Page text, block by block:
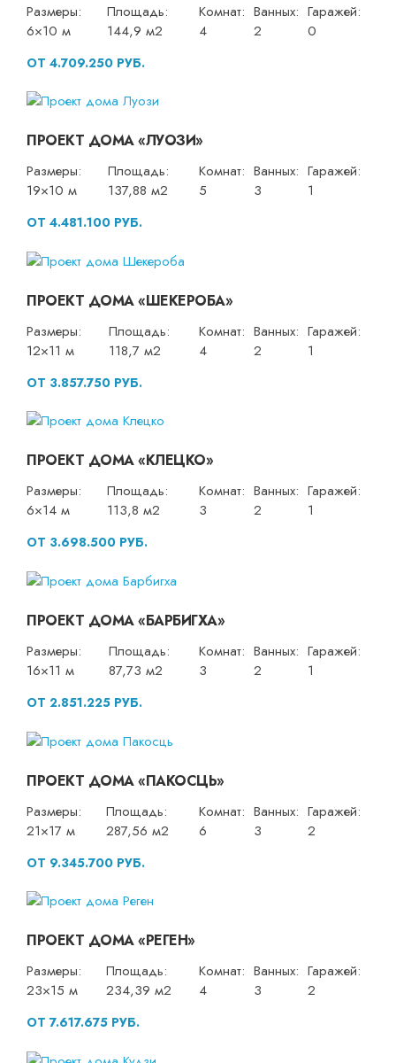
Размеры:
6×10 м
Площадь:
144,9 м2
Комнат:
4
Ванных:
2
Гаражей:
0
ОТ 4.709.250 РУБ.
ПРОЕКТ ДОМА «ЛУОЗИ»
Размеры:
19×10 м
Площадь:
137,88 м2
Комнат:
5
Ванных:
3
Гаражей:
1
ОТ 4.481.100 РУБ.
ПРОЕКТ ДОМА «ШЕКЕРОБА»
Размеры:
12×11 м
Площадь:
118,7 м2
Комнат:
4
Ванных:
2
Гаражей:
1
ОТ 3.857.750 РУБ.
ПРОЕКТ ДОМА «КЛЕЦКО»
Размеры:
6×14 м
Площадь:
113,8 м2
Комнат:
3
Ванных:
2
Гаражей:
1
ОТ 3.698.500 РУБ.
ПРОЕКТ ДОМА «БАРБИГХА»
Размеры:
16×11 м
Площадь:
87,73 м2
Комнат:
3
Ванных:
2
Гаражей:
1
ОТ 2.851.225 РУБ.
ПРОЕКТ ДОМА «ПАКОСЦЬ»
Размеры:
21×17 м
Площадь:
287,56 м2
Комнат:
6
Ванных:
3
Гаражей:
2
ОТ 9.345.700 РУБ.
ПРОЕКТ ДОМА «РЕГЕН»
Размеры:
23×15 м
Площадь:
234,39 м2
Комнат:
4
Ванных:
3
Гаражей:
2
ОТ 7.617.675 РУБ.